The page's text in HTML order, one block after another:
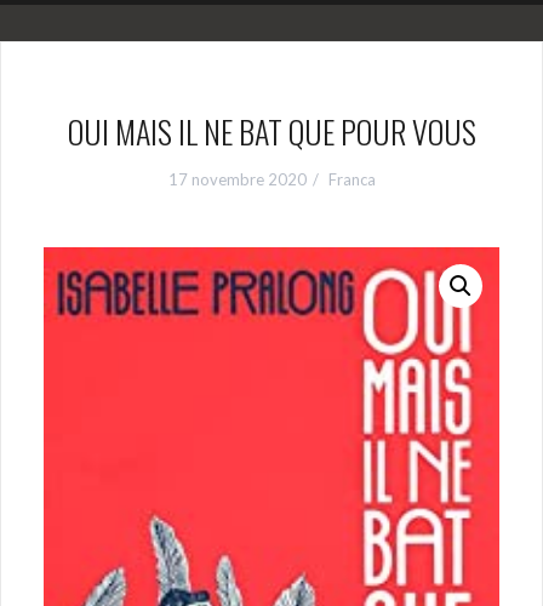
OUI MAIS IL NE BAT QUE POUR VOUS
17 novembre 2020 Franca